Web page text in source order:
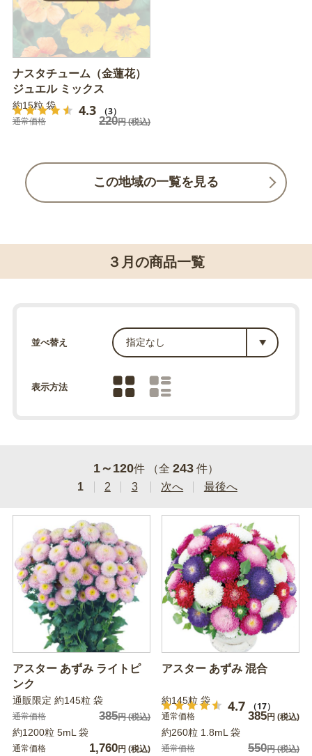
ナスタチューム（金蓮花）
ジュエル ミックス
4.3 （3）
約15粒 袋
通常価格 220円(税込)
この地域の一覧を見る
３月の商品一覧
並べ替え
表示方法
1～120件 （全 243 件）
1
2 3 次へ 最後へ
アスター あずみ ライトピ
ンク
通販限定 約145粒 袋
通常価格 385円(税込)
約1200粒 5mL 袋
通常価格 1,760円 (税込)
アスター あずみ 混合
4.7 （17）
約145粒 袋
通常価格 385円 (税込)
約260粒 1.8mL 袋
通常価格 550円(税込)